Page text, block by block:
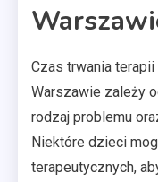
Czas trwania
Warszawie zależy
rodzaj problemu
Niektóre dzieci
terapeutycznych,